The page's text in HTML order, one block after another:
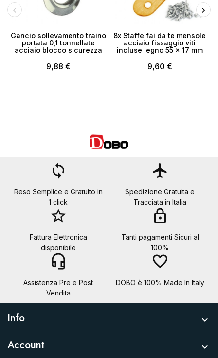
Gancio sollevamento traino
portata 0,1 tonnellate
acciaio blocco sicurezza
9,88 €
8x Staffe fai da te mensole
acciaio fissaggio viti
incluse legno 55 x 17 mm
9,60 €
loop
Reso Semplice e Gratuito in
1 click
flight
Spedizione Gratuita e
Tracciata in Italia
star_border
Fattura Elettronica
disponibile
lock
Tanti pagamenti Sicuri al
100%
headset_mic
Assistenza Pre e Post
Vendita
favorite_border
DOBO è 100% Made In Italy
Info 
Account 